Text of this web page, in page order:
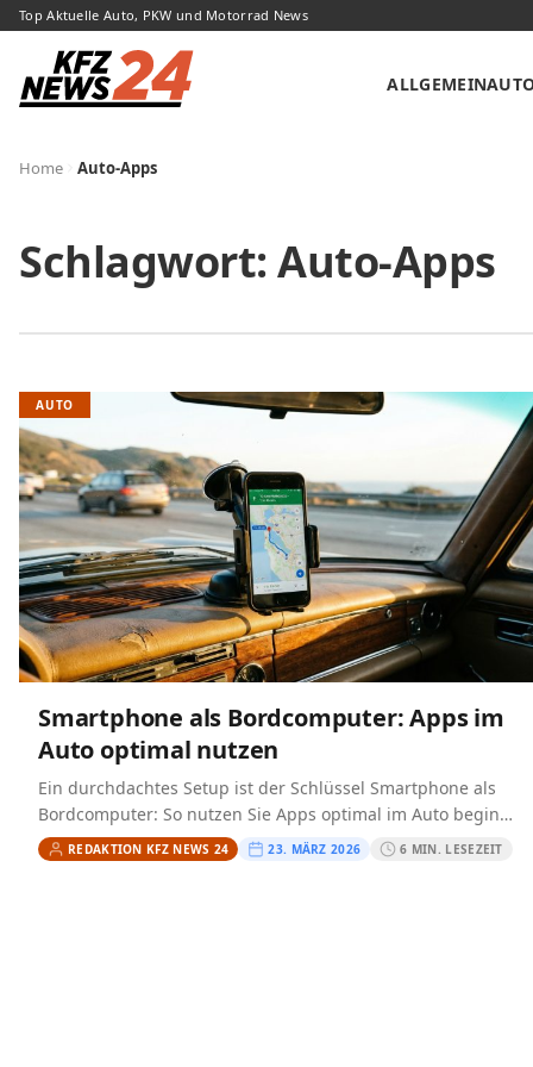
Top Aktuelle Auto, PKW und Motorrad News
ALLGEMEIN
Home Auto-Apps
Schlagwort:Auto-Apps
AUTO
Smartphone als Bordcomputer: Apps im
Auto optimal nutzen
Ein durchdachtes Setup ist der Schlüssel Smartphone als
Bordcomputer: So nutzen Sie Apps optimal im Auto beginnt
nicht mit einer App, sondern mit einem durchdachten…
REDAKTION KFZ NEWS 24 23. MÄRZ 2026 6 MIN. LESEZEIT